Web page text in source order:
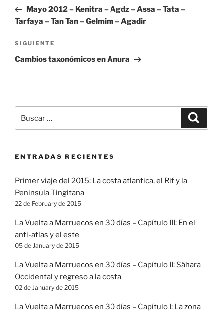
entradas
anterior:
Mayo 2012 – Kenitra – Agdz – Assa – Tata –
Tarfaya – Tan Tan – Gelmim – Agadir
Siguiente
entrada
SIGUIENTE
Cambios taxonómicos en Anura
por:
ENTRADAS RECIENTES
Primer viaje del 2015: La costa atlantica, el Rif y la
Peninsula Tingitana
22 de February de 2015
La Vuelta a Marruecos en 30 días – Capítulo III: En el
anti-atlas y el este
05 de January de 2015
La Vuelta a Marruecos en 30 días – Capítulo II: Sáhara
Occidental y regreso a la costa
02 de January de 2015
La Vuelta a Marruecos en 30 días – Capítulo I: La zona